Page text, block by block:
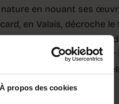
À propos des cookies
en nouant ses
en Valais, décroche le
faire hydraulique alpin et
spécial s’interroge
défis énergétiques